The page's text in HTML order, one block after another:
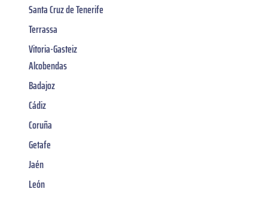
Santa Cruz de Tenerife
Terrassa
Vitoria-Gasteiz
Alcobendas
Badajoz
Cádiz
Coruña
Getafe
Jaén
León